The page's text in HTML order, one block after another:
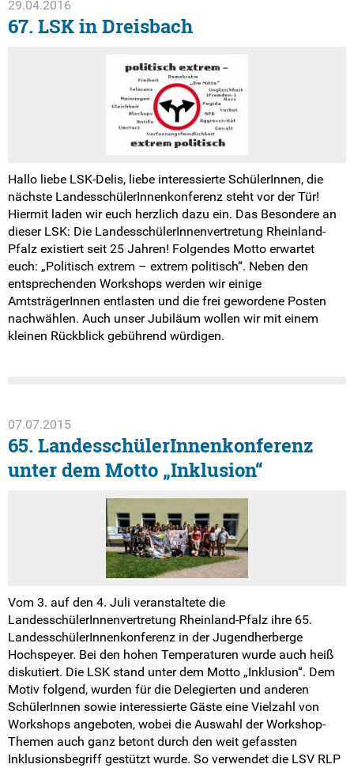
29.04.2016
67. LSK in Dreisbach
Hallo liebe LSK-Delis, liebe interessierte SchülerInnen, die
nächste LandesschülerInnenkonferenz steht vor der Tür!
Hiermit laden wir euch herzlich dazu ein. Das Besondere an
dieser LSK: Die LandesschülerInnenvertretung Rheinland-
Pfalz existiert seit 25 Jahren! Folgendes Motto erwartet
euch: „Politisch extrem – extrem politisch“. Neben den
entsprechenden Workshops werden wir einige
AmtsträgerInnen entlasten und die frei gewordene Posten
nachwählen. Auch unser Jubiläum wollen wir mit einem
kleinen Rückblick gebührend würdigen.
07.07.2015
65. LandesschülerInnenkonferenz
unter dem Motto „Inklusion“
Vom 3. auf den 4. Juli veranstaltete die
LandesschülerInnenvertretung Rheinland-Pfalz ihre 65.
LandesschülerInnenkonferenz in der Jugendherberge
Hochspeyer. Bei den hohen Temperaturen wurde auch heiß
diskutiert. Die LSK stand unter dem Motto „Inklusion“. Dem
Motiv folgend, wurden für die Delegierten und anderen
SchülerInnen sowie interessierte Gäste eine Vielzahl von
Workshops angeboten, wobei die Auswahl der Workshop-
Themen auch ganz betont durch den weit gefassten
Inklusionsbegriff gestützt wurde. So verwendet die LSV RLP